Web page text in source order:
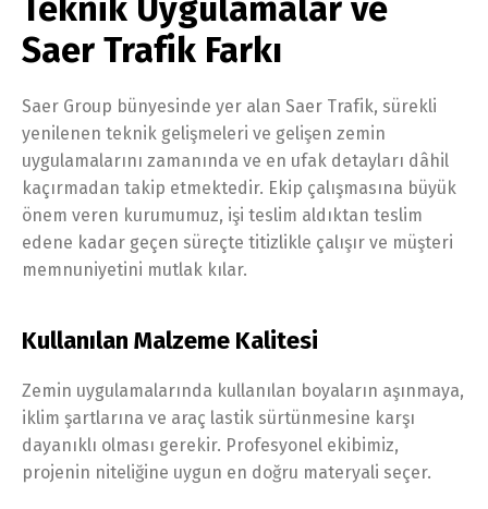
Teknik Uygulamalar ve
Saer Trafik Farkı
Saer Group bünyesinde yer alan Saer Trafik, sürekli
yenilenen teknik gelişmeleri ve gelişen zemin
uygulamalarını zamanında ve en ufak detayları dâhil
kaçırmadan takip etmektedir. Ekip çalışmasına büyük
önem veren kurumumuz, işi teslim aldıktan teslim
edene kadar geçen süreçte titizlikle çalışır ve müşteri
memnuniyetini mutlak kılar.
Kullanılan Malzeme Kalitesi
Zemin uygulamalarında kullanılan boyaların aşınmaya,
iklim şartlarına ve araç lastik sürtünmesine karşı
dayanıklı olması gerekir. Profesyonel ekibimiz,
projenin niteliğine uygun en doğru materyali seçer.